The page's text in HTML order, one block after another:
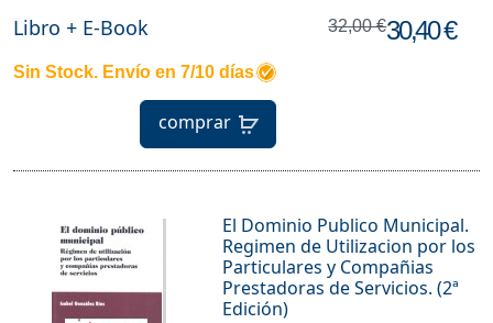
Libro + E-Book 32,00 €30,40 €
Sin Stock. Envío en 7/10 días
comprar
El Dominio Publico Municipal.
Regimen de Utilizacion por los
Particulares y Compañias
Prestadoras de Servicios. (2ª
Edición)